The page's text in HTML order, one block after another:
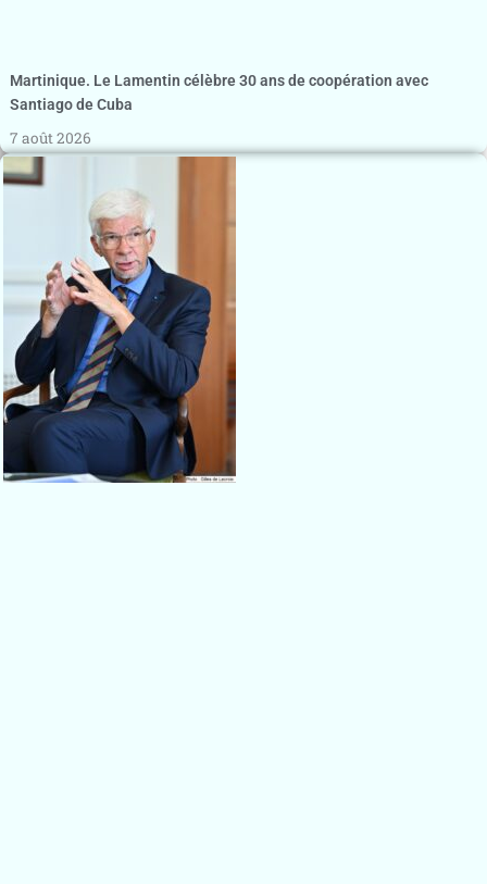
Martinique. Le Lamentin célèbre 30 ans de coopération avec
Santiago de Cuba
7 août 2026